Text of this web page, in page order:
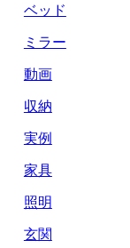
ベッド
ミラー
動画
収納
実例
家具
照明
玄関